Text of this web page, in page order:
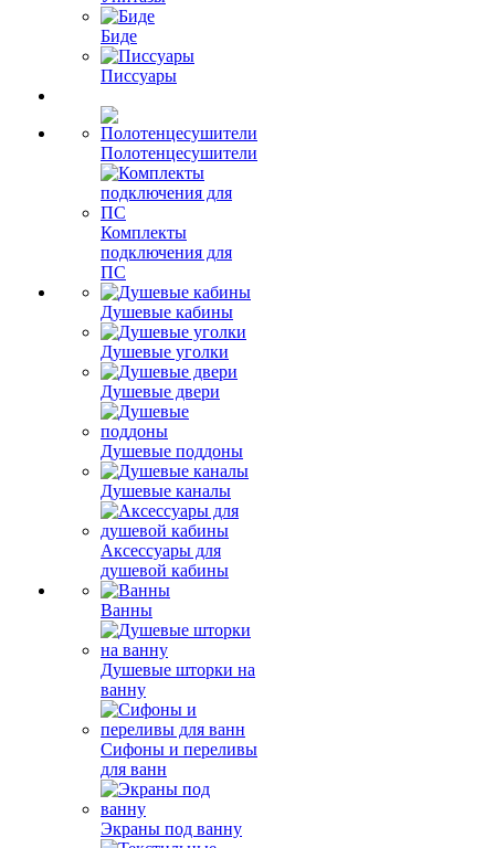
Биде
Писсуары
Полотенцесушители
Комплекты
подключения для
ПС
Душевые кабины
Душевые уголки
Душевые двери
Душевые поддоны
Душевые каналы
Аксессуары для
душевой кабины
Ванны
Душевые шторки на
ванну
Сифоны и переливы
для ванн
Экраны под ванну